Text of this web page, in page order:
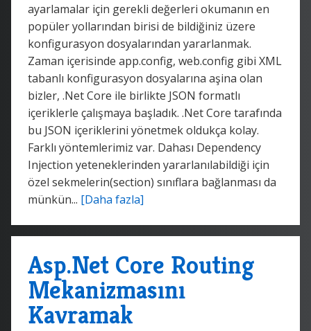
ayarlamalar için gerekli değerleri okumanın en
popüler yollarından birisi de bildiğiniz üzere
konfigurasyon dosyalarından yararlanmak.
Zaman içerisinde app.config, web.config gibi XML
tabanlı konfigurasyon dosyalarına aşina olan
bizler, .Net Core ile birlikte JSON formatlı
içeriklerle çalışmaya başladık. .Net Core tarafında
bu JSON içeriklerini yönetmek oldukça kolay.
Farklı yöntemlerimiz var. Dahası Dependency
Injection yeteneklerinden yararlanılabildiği için
özel sekmelerin(section) sınıflara bağlanması da
münkün... [Daha fazla]
Asp.Net Core Routing
Mekanizmasını
Kavramak